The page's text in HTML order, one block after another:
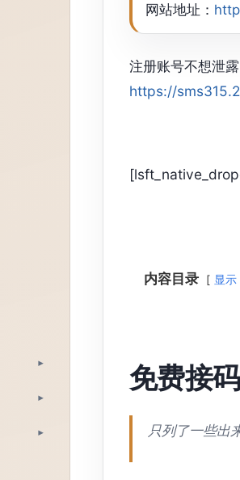
▾
▾
▾
网站地址：
注册账号不想泄
https://
内容目录 显示
免费接
只列了一些出